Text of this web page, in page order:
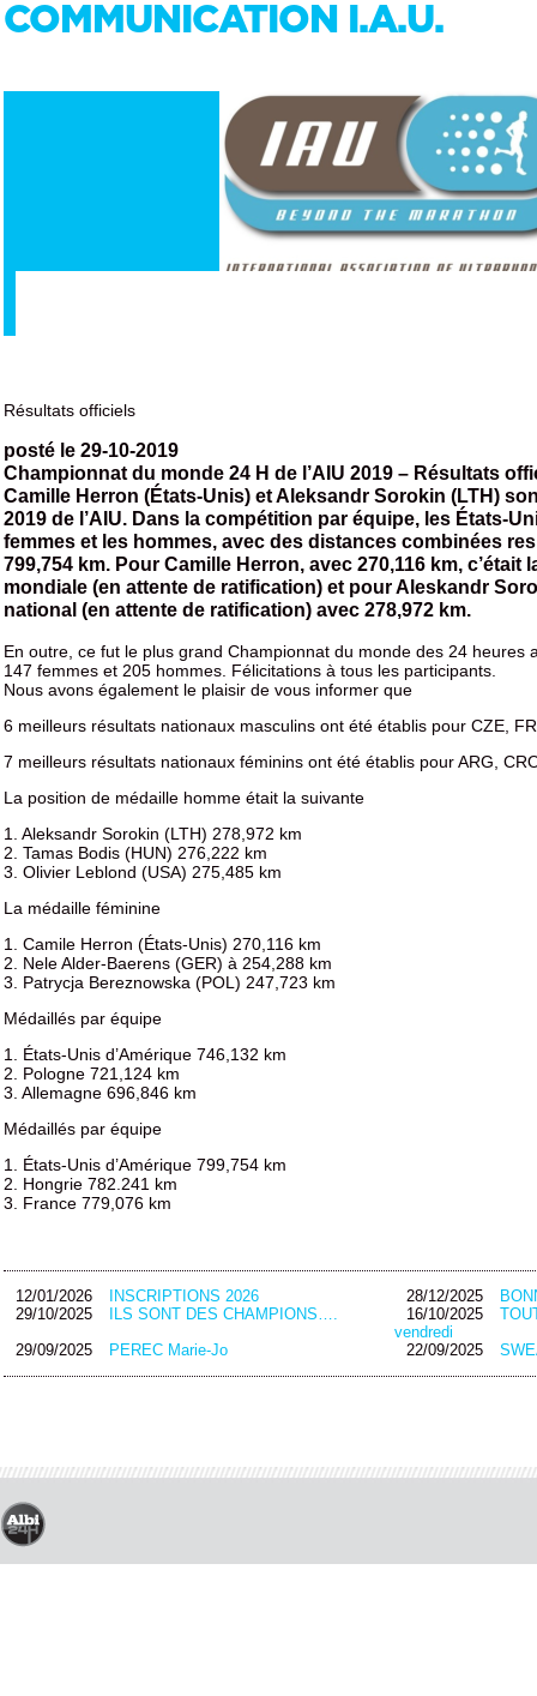
COMMUNICATION I.A.U.
Résultats officiels
posté le 29-10-2019
Championnat du monde 24 H de l’AIU 2019 – Résultats
Camille Herron (États-Unis) et Aleksandr Sorokin (LTH)
2019 de l’AIU. Dans la compétition par équipe, les États-
femmes et les hommes, avec des distances combinées
799,754 km. Pour Camille Herron, avec 270,116 km, c’était
mondiale (en attente de ratification) et pour Aleskandr
national (en attente de ratification) avec 278,972 km.
En outre, ce fut le plus grand Championnat du monde des 24 heures
147 femmes et 205 hommes. Félicitations à tous les participants.
Nous avons également le plaisir de vous informer que
6 meilleurs résultats nationaux masculins ont été établis pour CZE,
7 meilleurs résultats nationaux féminins ont été établis pour ARG,
La position de médaille homme était la suivante
1. Aleksandr Sorokin (LTH) 278,972 km
2. Tamas Bodis (HUN) 276,222 km
3. Olivier Leblond (USA) 275,485 km
La médaille féminine
1. Camile Herron (États-Unis) 270,116 km
2. Nele Alder-Baerens (GER) à 254,288 km
3. Patrycja Bereznowska (POL) 247,723 km
Médaillés par équipe
1. États-Unis d’Amérique 746,132 km
2. Pologne 721,124 km
3. Allemagne 696,846 km
Médaillés par équipe
1. États-Unis d’Amérique 799,754 km
2. Hongrie 782.241 km
3. France 779,076 km
12/01/2026 INSCRIPTIONS 2026 28/12/2025
29/10/2025
ILS SONT DES CHAMPIONS…. 16/10/2025
vendredi
29/09/2025
PEREC Marie-Jo 22/09/2025